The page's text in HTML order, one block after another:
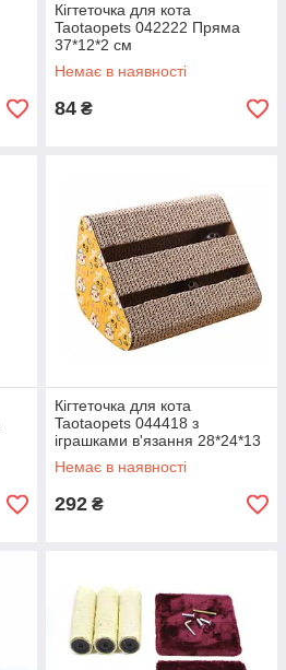
Кігтеточка для кота
Taotaopets 042222 Пряма
37*12*2 см
Немає в наявності
84 ₴
Кігтеточка для кота
Taotaopets 044418 з
іграшками в'язання 28*24*13
см
Немає в наявності
292 ₴